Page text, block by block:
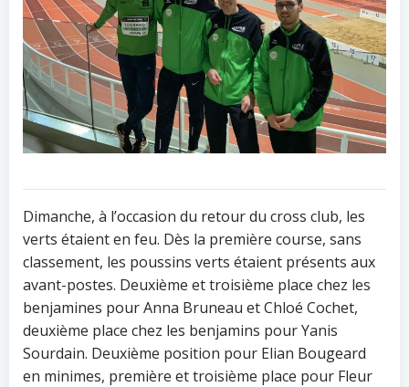
Dimanche, à l’occasion du retour du cross club, les
verts étaient en feu. Dès la première course, sans
classement, les poussins verts étaient présents aux
avant-postes. Deuxième et troisième place chez les
benjamines pour Anna Bruneau et Chloé Cochet,
deuxième place chez les benjamins pour Yanis
Sourdain. Deuxième position pour Elian Bougeard
en minimes, première et troisième place pour Fleur